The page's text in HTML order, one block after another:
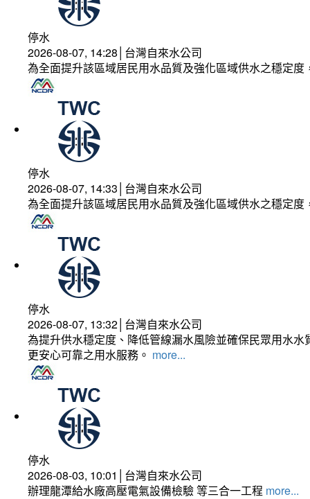
停水
2026-08-07, 14:28│台灣自來水公司
為全面提升該區域居民用水品質及強化區域供水之穩定
停水
2026-08-07, 14:33│台灣自來水公司
為全面提升該區域居民用水品質及強化區域供水之穩定
停水
2026-08-07, 13:32│台灣自來水公司
為提升供水穩定度、降低管線漏水風險並確保民眾用水
更安心可靠之用水服務。 more...
停水
2026-08-03, 10:01│台灣自來水公司
辦理龍潭給水廠高壓電氣設備檢驗 等三合一工程 more...